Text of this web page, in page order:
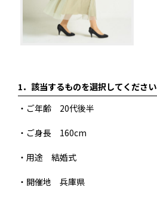
1． 該当するものを選択してください
・ご年齢 20代後半
・ご身長 160cm
・用途 結婚式
・開催地 兵庫県